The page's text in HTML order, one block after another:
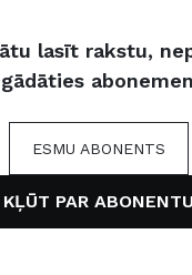
lasīt rakstu,
ESMU ABONENTS
KĻŪT PAR ABONENTU